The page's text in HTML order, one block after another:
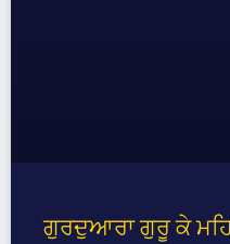
ਗੁਰਦੁਆਰਾ ਗੁਰੂ ਕੇ